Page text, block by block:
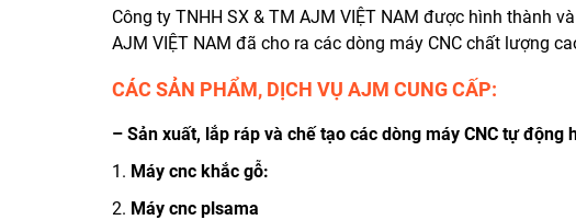
Công ty TNHH SX & TM AJM VIỆT NAM được hình thành
AJM VIỆT NAM đã cho ra các dòng máy CNC chất lượng
CÁC SẢN PHẨM, DỊCH VỤ AJM CUNG CẤP:
– Sản xuất, lắp ráp và chế tạo các dòng máy CNC tự động
1. Máy cnc khắc gỗ:
2. Máy cnc plsama